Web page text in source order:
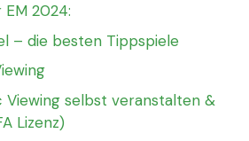
2024:
– die besten Tippspiele
Viewing selbst veranstalten &
Lizenz)